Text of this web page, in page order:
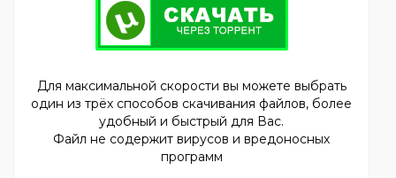
Для максимальной скорости вы можете выбрать
один из трёх способов скачивания файлов, более
удобный и быстрый для Вас.
Файл не содержит вирусов и вредоносных
программ